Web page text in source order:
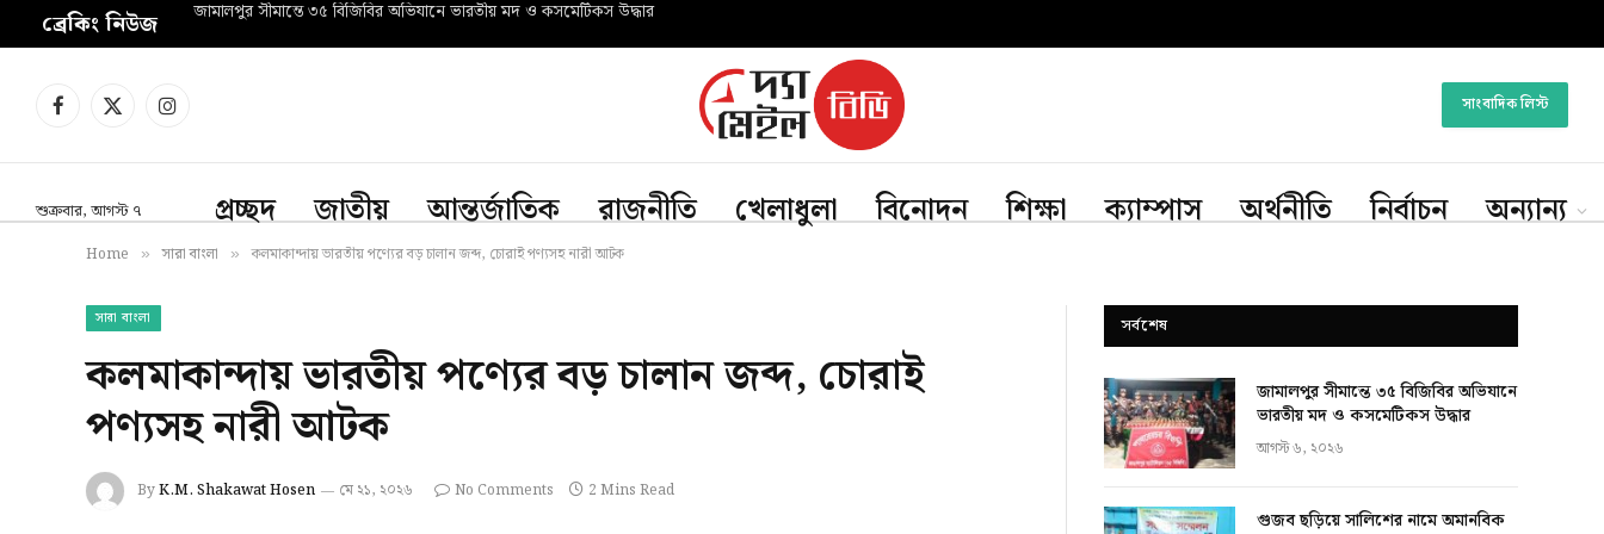
ব্রেকিং নিউজ জামালপুর সীমান্তে ৩৫ বিজিবির অভিযানে ভারতীয় মদ ও কসমেটিকস উদ্ধার
Facebook
X
Instagram সাংবাদিক লিস্ট
শুক্রবার, আগস্ট ৭ প্রচ্ছদ জাতীয় আন্তর্জাতিক রাজনীতি খেলাধুলা বিনোদন শিক্ষা ক্যাম্পাস অর্থনীতি নির্বাচন অন্যান্য
Home » সারা বাংলা » কলমাকান্দায় ভারতীয় পণ্যের বড় চালান জব্দ, চোরাই পণ্যসহ নারী আটক
সারা বাংলা
কলমাকান্দায় ভারতীয় পণ্যের বড় চালান জব্দ, চোরাই
পণ্যসহ নারী আটক
ByK.M. Shakawat Hosen মে ২১, ২০২৬ No Comments 2 Mins Read
সর্বশেষ
জামালপুর সীমান্তে ৩৫ বিজিবির অভিযানে
ভারতীয় মদ ও কসমেটিকস উদ্ধার
আগস্ট ৬, ২০২৬
গুজব ছড়িয়ে সালিশের নামে অমানবিক